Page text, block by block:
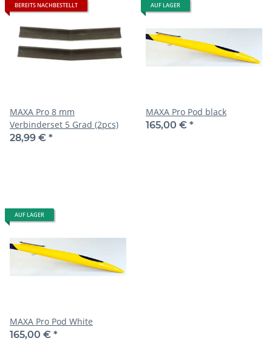
BEREITS NACHBESTELLT
MAXA Pro 8 mm
Verbinderset 5 Grad (2pcs)
28,99 € *
AUF LAGER
MAXA Pro Pod black
165,00 € *
AUF LAGER
MAXA Pro Pod White
165,00 € *